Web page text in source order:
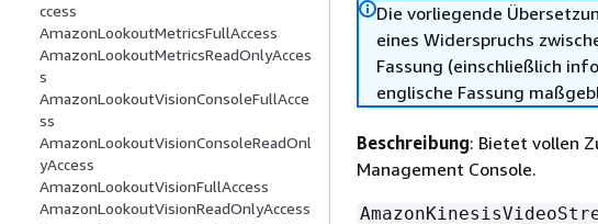
ccess
AmazonLookoutMetricsFullAccess
AmazonLookoutMetricsReadOnlyAcces
s
AmazonLookoutVisionConsoleFullAcce
ss
AmazonLookoutVisionConsoleReadOnl
yAccess
AmazonLookoutVisionFullAccess
AmazonLookoutVisionReadOnlyAccess
Die vorliegende
eines Widerspruchs
Fassung (einschließlich
englische Fassung
Beschreibung: Bietet vollen
Management Console.